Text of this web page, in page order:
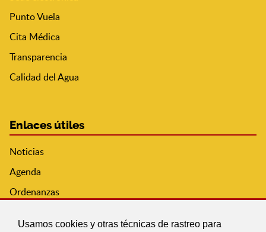
Usamos cookies y otras técnicas de rastreo para
Punto Vuela
Cita Médica
Transparencia
Calidad del Agua
Enlaces útiles
Noticias
Agenda
Ordenanzas